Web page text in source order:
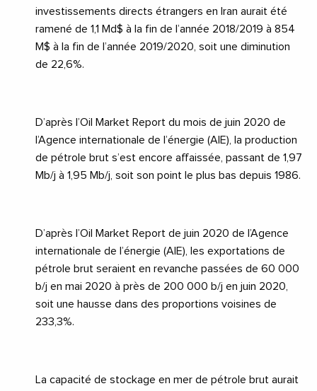
investissements directs étrangers en Iran aurait été
ramené de 1,1 Md$ à la fin de l’année 2018/2019 à 854
M$ à la fin de l’année 2019/2020, soit une diminution
de 22,6%.
D’après l’Oil Market Report du mois de juin 2020 de
l’Agence internationale de l’énergie (AIE), la production
de pétrole brut s’est encore affaissée, passant de 1,97
Mb/j à 1,95 Mb/j, soit son point le plus bas depuis 1986.
D’après l’Oil Market Report de juin 2020 de l’Agence
internationale de l’énergie (AIE), les exportations de
pétrole brut seraient en revanche passées de 60 000
b/j en mai 2020 à près de 200 000 b/j en juin 2020,
soit une hausse dans des proportions voisines de
233,3%.
La capacité de stockage en mer de pétrole brut aurait